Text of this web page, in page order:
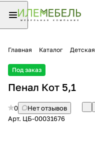
Главная Каталог Детская
Под заказ
Пенал Кот 5,1
0
Нет отзывов
Арт. ЦБ-00031676